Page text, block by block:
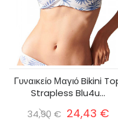
Γυναικείο Μαγιό Bikini
Strapless Blu4u...
34,90 € 24,43 €